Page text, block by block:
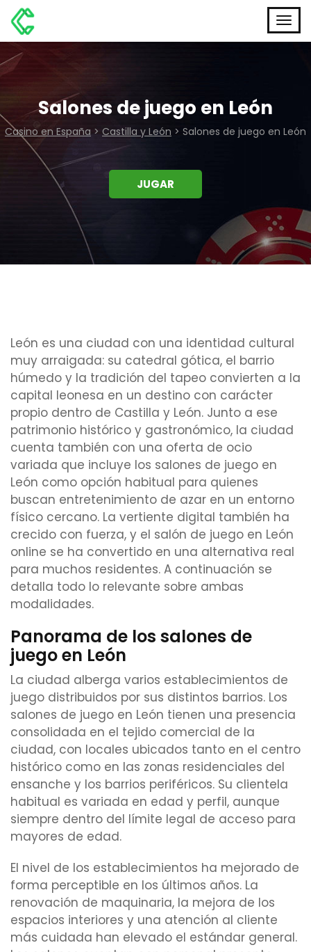
Salones de juego en León
Casino en España > Castilla y León > Salones de juego en León
JUGAR
León es una ciudad con una identidad cultural
muy arraigada: su catedral gótica, el barrio
húmedo y la tradición del tapeo convierten a la
capital leonesa en un destino con carácter
propio dentro de Castilla y León. Junto a ese
patrimonio histórico y gastronómico, la ciudad
cuenta también con una oferta de ocio
variada que incluye los salones de juego en
León como opción habitual para quienes
buscan entretenimiento de azar en un entorno
físico cercano. La vertiente digital también ha
crecido con fuerza, y el salón de juego en León
online se ha convertido en una alternativa real
para muchos residentes. A continuación se
detalla todo lo relevante sobre ambas
modalidades.
Panorama de los salones de
juego en León
La ciudad alberga varios establecimientos de
juego distribuidos por sus distintos barrios. Los
salones de juego en León tienen una presencia
consolidada en el tejido comercial de la
ciudad, con locales ubicados tanto en el centro
histórico como en las zonas residenciales del
ensanche y los barrios periféricos. Su clientela
habitual es variada en edad y perfil, aunque
siempre dentro del límite legal de acceso para
mayores de edad.
El nivel de los establecimientos ha mejorado de
forma perceptible en los últimos años. La
renovación de maquinaria, la mejora de los
espacios interiores y una atención al cliente
más cuidada han elevado el estándar general.